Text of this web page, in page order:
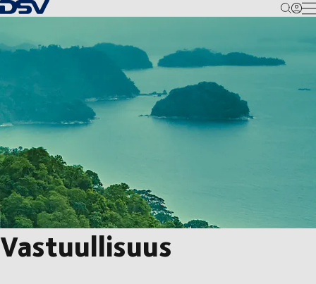
Takaisin kotisivulle
Vastuullisuus